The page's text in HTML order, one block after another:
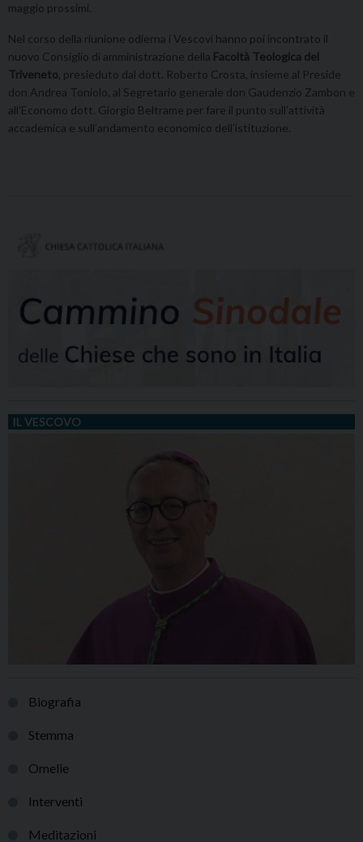
maggio prossimi.
Nel corso della riunione odierna i Vescovi hanno poi incontrato il
nuovo Consiglio di amministrazione della Facoltà Teologica del
Triveneto , presieduto dal dott. Roberto Crosta, insieme al Preside
don Andrea Toniolo, al Segretario generale don Gaudenzio Zambon e
all’Economo dott. Giorgio Beltrame per fare il punto sull’attività
accademica e sull’andamento economico dell’istituzione.
IL VESCOVO
Biografia
Stemma
Omelie
Interventi
Meditazioni